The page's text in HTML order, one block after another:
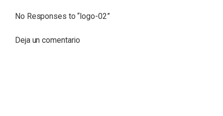
No Responses to “logo-02”
Deja un comentario